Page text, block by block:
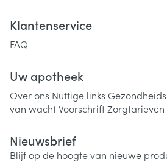
Klantenservice
FAQ
Uw apotheek
Over ons Nuttige links
van wachtVoorschriftZorgtarieven
Nieuwsbrief
Blijf op de hoogte van nieuwe